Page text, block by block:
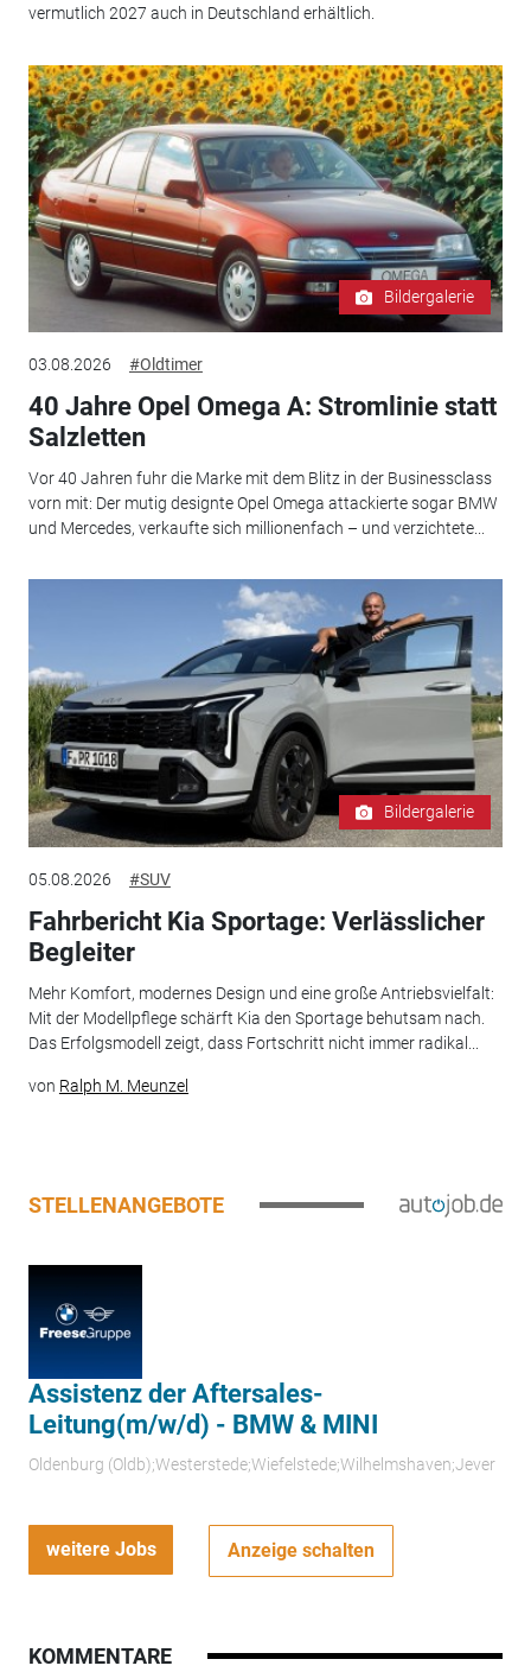
vermutlich 2027 auch in Deutschland erhältlich.
Bildergalerie
03.08.2026 #Oldtimer
40 Jahre Opel Omega A: Stromlinie statt
Salzletten
Vor 40 Jahren fuhr die Marke mit dem Blitz in der Businessclass
vorn mit: Der mutig designte Opel Omega attackierte sogar BMW
und Mercedes, verkaufte sich millionenfach – und verzichtete...
Bildergalerie
05.08.2026 #SUV
Fahrbericht Kia Sportage: Verlässlicher
Begleiter
Mehr Komfort, modernes Design und eine große Antriebsvielfalt:
Mit der Modellpflege schärft Kia den Sportage behutsam nach.
Das Erfolgsmodell zeigt, dass Fortschritt nicht immer radikal...
von Ralph M. Meunzel
STELLENANGEBOTE
Assistenz der Aftersales-
Leitung(m/w/d) - BMW & MINI
Oldenburg (Oldb);Westerstede;Wiefelstede;Wilhelmshaven;Jever
weitere Jobs Anzeige schalten
KOMMENTARE